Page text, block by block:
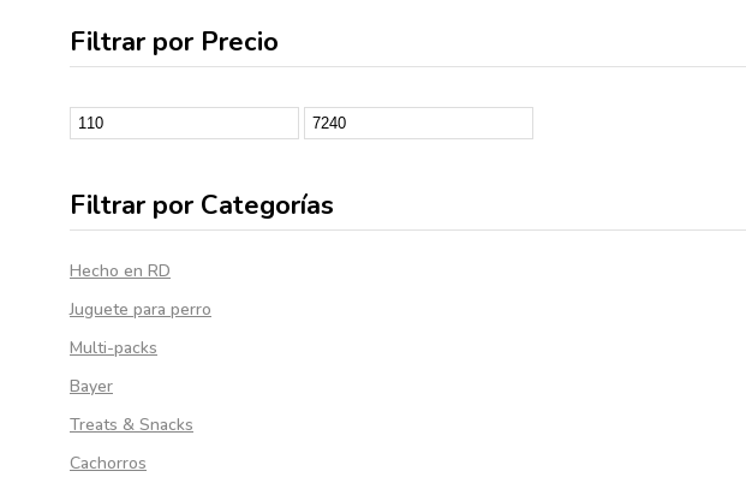
Filtrar por Precio
Filtrar por Categorías
Hecho en RD
Juguete para perro
Multi-packs
Bayer
Treats & Snacks
Cachorros